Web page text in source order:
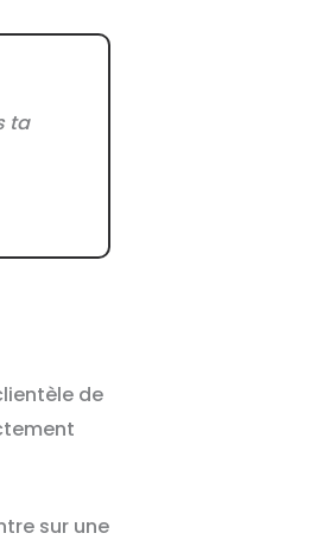
ta
de
sur une